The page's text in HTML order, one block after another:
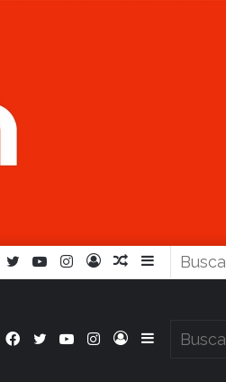
Barra
Artículo
Iniciar
Instagram
YouTube
Twitter
Facebook
Barra
Iniciar
Instagram
YouTube
Twitter
Facebook